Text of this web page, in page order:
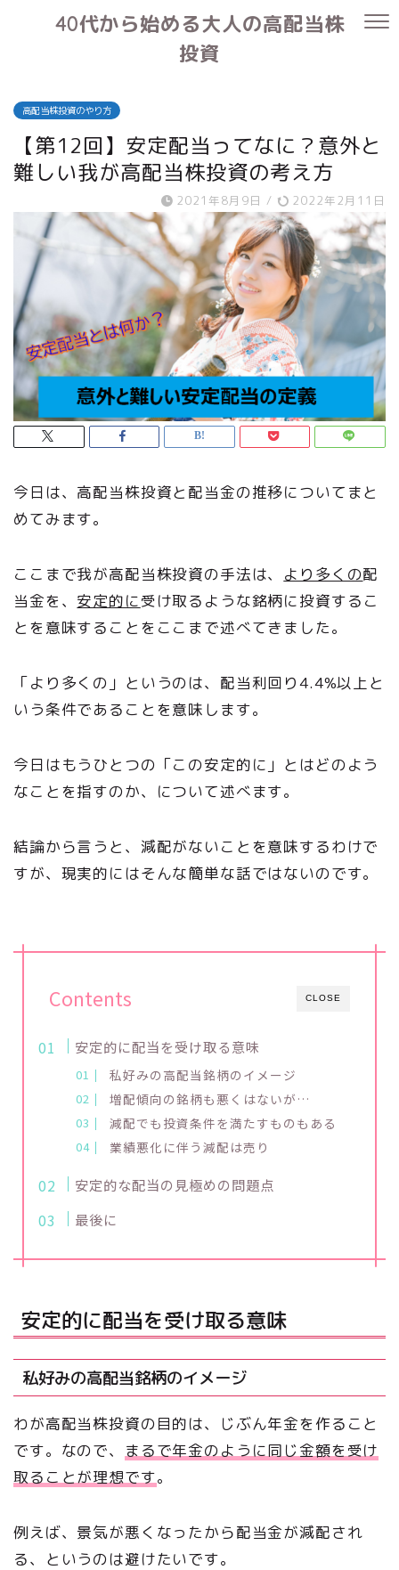
40代から始める大人の高配当株
投資
高配当株投資のやり方
【第12回】安定配当ってなに？意外と
難しい我が高配当株投資の考え方
2021年8月9日 / 2022年2月11日
今日は、高配当株投資と配当金の推移についてまと
めてみます。
ここまで我が高配当株投資の手法は、 より多くの配
当金を、 安定的に受け取るような銘柄に投資するこ
とを意味することをここまで述べてきました。
「より多くの」というのは、配当利回り4.4%以上と
いう条件であることを意味します。
今日はもうひとつの「この安定的に」とはどのよう
なことを指すのか、について述べます。
結論から言うと、減配がないことを意味するわけで
すが、現実的にはそんな簡単な話ではないのです。
CLOSE
Contents
安定的に配当を受け取る意味
私好みの高配当銘柄のイメージ
増配傾向の銘柄も悪くはないが…
減配でも投資条件を満たすものもある
業績悪化に伴う減配は売り
安定的な配当の見極めの問題点
最後に
安定的に配当を受け取る意味
私好みの高配当銘柄のイメージ
わが高配当株投資の目的は、じぶん年金を作ること
です。なので、 まるで年金のように同じ金額を受け
取ることが理想です。
例えば、景気が悪くなったから配当金が減配され
る、というのは避けたいです。